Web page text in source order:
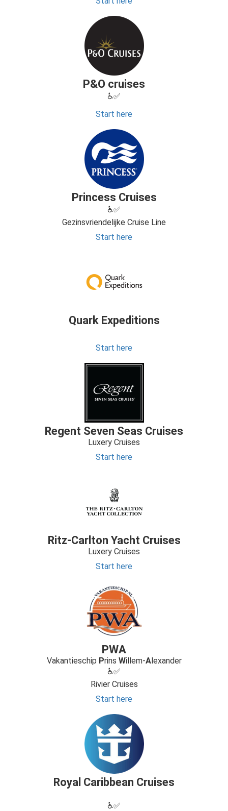
P&O cruises
♿✅
Start here
Princess Cruises
♿✅
Gezinsvriendelijke Cruise Line
Start here
Quark Expeditions
Start here
Regent Seven Seas Cruises
Luxery Cruises
Start here
Ritz-Carlton Yacht Cruises
Luxery Cruises
Start here
PWA
Vakantieschip Prins Willem-Alexander
♿✅
Rivier Cruises
Start here
Royal Caribbean Cruises
♿✅